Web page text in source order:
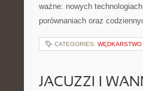
ważne: nowych
porównaniach oraz
CATEGORIES: WĘDKARSTWO
JACUZZI I